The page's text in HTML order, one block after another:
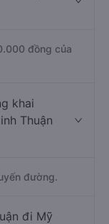
đồng của
khai
Thuận
đường.
đi Mỹ